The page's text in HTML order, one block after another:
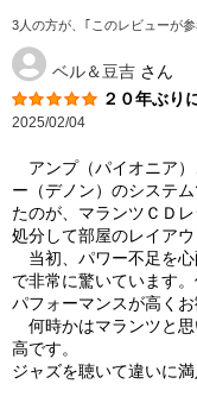
3人の方が、｢このレビューが
ベル＆豆吉 さん
２０年ぶり
2025/02/04
アンプ（パイオニア）
ー（デノン）のシステ
たのが、マランツＣＤ
処分して部屋のレイア
当初、パワー不足を心
で非常に驚いています
パフォーマンスが高くお
何時かはマランツと思
高です。
ジャズを聴いて違いに満